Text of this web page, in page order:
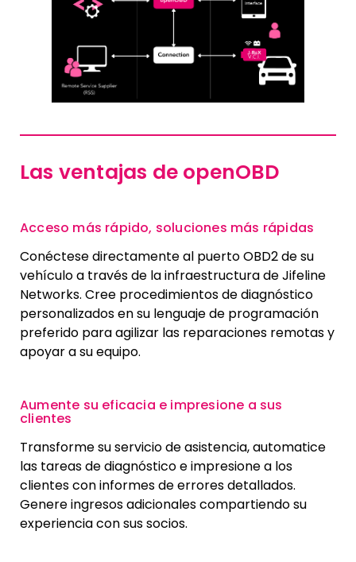
Las ventajas de openOBD
Acceso más rápido, soluciones más rápidas
Conéctese directamente al puerto OBD2 de su
vehículo a través de la infraestructura de Jifeline
Networks. Cree procedimientos de diagnóstico
personalizados en su lenguaje de programación
preferido para agilizar las reparaciones remotas y
apoyar a su equipo.
Aumente su eficacia e impresione a sus
clientes
Transforme su servicio de asistencia, automatice
las tareas de diagnóstico e impresione a los
clientes con informes de errores detallados.
Genere ingresos adicionales compartiendo su
experiencia con sus socios.